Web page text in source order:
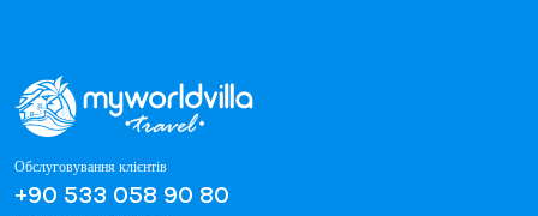
Обслуговування клієнтів
+90 533 058 90 80